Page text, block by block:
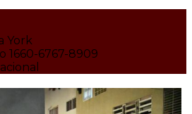
York
1660-6767-8909